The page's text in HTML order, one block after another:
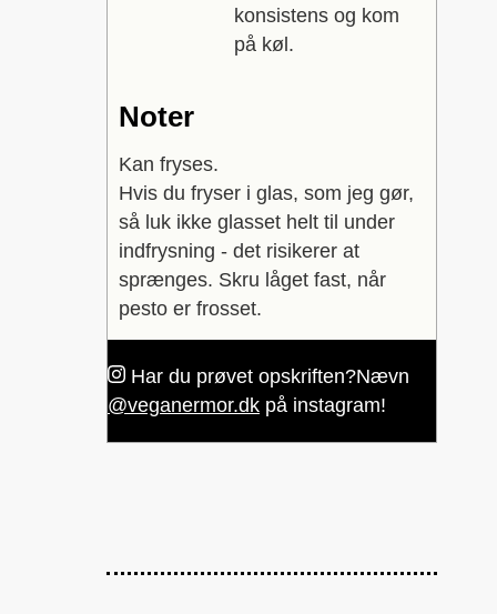
konsistens og kom
på køl.
Noter
Kan fryses.
Hvis du fryser i glas, som jeg gør,
så luk ikke glasset helt til under
indfrysning - det risikerer at
sprænges. Skru låget fast, når
pesto er frosset.
Har du prøvet opskriften?Nævn
@veganermor.dk på instagram!